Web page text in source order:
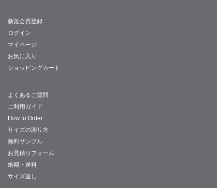
新規会員登録
ログイン
マイページ
お気に入り
ショッピングカート
よくあるご質問
ご利用ガイド
How to Order
サイズの測り方
無料サンプル
お見積りフォーム
納期・送料
サイズ直し